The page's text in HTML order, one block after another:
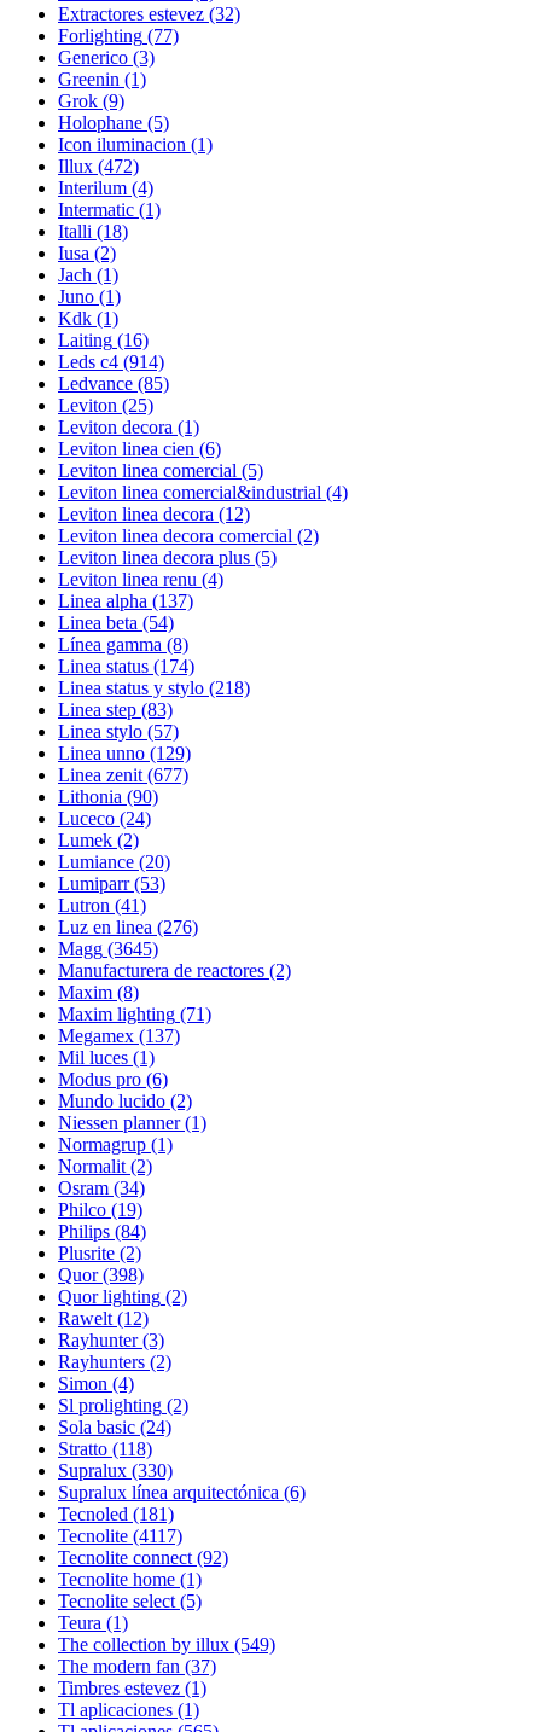
Extractores estevez (32)
Forlighting (77)
Generico (3)
Greenin (1)
Grok (9)
Holophane (5)
Icon iluminacion (1)
Illux (472)
Interilum (4)
Intermatic (1)
Italli (18)
Iusa (2)
Jach (1)
Juno (1)
Kdk (1)
Laiting (16)
Leds c4 (914)
Ledvance (85)
Leviton (25)
Leviton decora (1)
Leviton linea cien (6)
Leviton linea comercial (5)
Leviton linea comercial&industrial (4)
Leviton linea decora (12)
Leviton linea decora comercial (2)
Leviton linea decora plus (5)
Leviton linea renu (4)
Linea alpha (137)
Linea beta (54)
Línea gamma (8)
Linea status (174)
Linea status y stylo (218)
Linea step (83)
Linea stylo (57)
Linea unno (129)
Linea zenit (677)
Lithonia (90)
Luceco (24)
Lumek (2)
Lumiance (20)
Lumiparr (53)
Lutron (41)
Luz en linea (276)
Magg (3645)
Manufacturera de reactores (2)
Maxim (8)
Maxim lighting (71)
Megamex (137)
Mil luces (1)
Modus pro (6)
Mundo lucido (2)
Niessen planner (1)
Normagrup (1)
Normalit (2)
Osram (34)
Philco (19)
Philips (84)
Plusrite (2)
Quor (398)
Quor lighting (2)
Rawelt (12)
Rayhunter (3)
Rayhunters (2)
Simon (4)
Sl prolighting (2)
Sola basic (24)
Stratto (118)
Supralux (330)
Supralux línea arquitectónica (6)
Tecnoled (181)
Tecnolite (4117)
Tecnolite connect (92)
Tecnolite home (1)
Tecnolite select (5)
Teura (1)
The collection by illux (549)
The modern fan (37)
Timbres estevez (1)
Tl aplicaciones (1)